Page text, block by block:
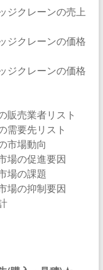
ジクレーンの売上
ジクレーンの価格
ジクレーンの価格
販売業者リスト
需要先リスト
市場動向
場の促進要因
場の課題
場の抑制要因